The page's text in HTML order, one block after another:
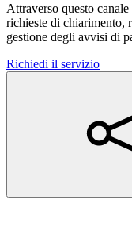
Attraverso questo
richieste di chiarimento,
gestione degli avvisi di
Richiedi il servizio